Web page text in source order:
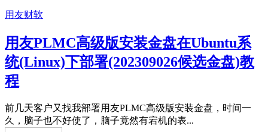
用友财软
用友PLMC高级版安装金盘在Ubuntu系
统(Linux)下部署(202309026候选金盘)教
程
前几天客户又找我部署用友PLMC高级版安装金盘，时间一
久，脑子也不好使了，脑子竟然有宕机的表...